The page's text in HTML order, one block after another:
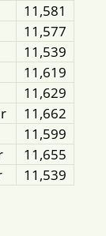
11,581
11,577
11,539
11,619
11,629
11,662
11,599
11,655
11,539